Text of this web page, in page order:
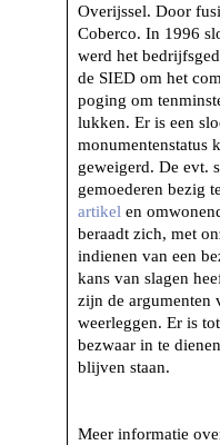
Overijssel. Door
Coberco. In 1996
werd het
de SIED om het
poging om
lukken. Er is een
monumentenstatus
geweigerd. De evt.
gemoederen bezig
artikel en
beraadt zich, met
indienen van een
kans van slagen
zijn de argumenten
weerleggen. Er is
bezwaar in te
blijven staan.
Meer informatie